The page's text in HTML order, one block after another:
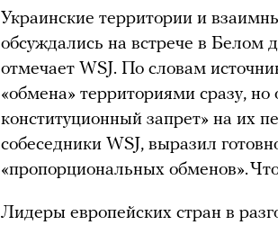
Украинские территории и
обсуждались на встрече в Белом
отмечает WSJ. По словам
«обмена» территориями сразу, но
конституционный запрет» на их
собеседники WSJ, выразил
«пропорциональных обменов».
Лидеры европейских стран в